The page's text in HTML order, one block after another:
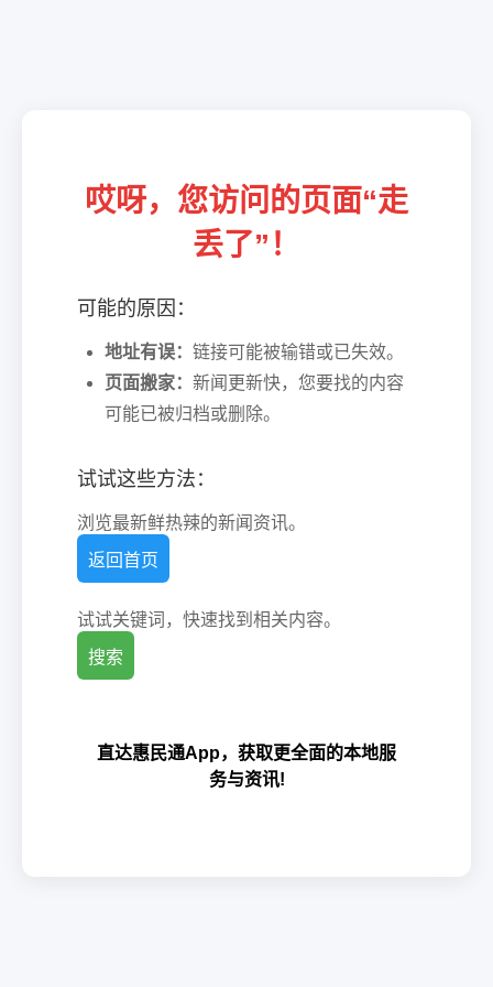
哎呀，您访问的页面“走
丢了”！
可能的原因：
地址有误： 链接可能被输错或已失效。
页面搬家： 新闻更新快，您要找的内容
可能已被归档或删除。
试试这些方法：
浏览最新鲜热辣的新闻资讯。
返回首页
试试关键词，快速找到相关内容。
搜索
直达惠民通App，获取更全面的本地服
务与资讯!